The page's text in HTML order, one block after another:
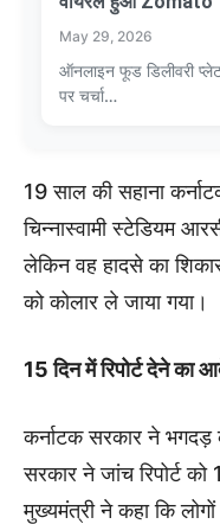
May 29, 2026
ऑनलाइन फूड डिलीवरी
पर चर्चा…
19 साल की सहाना
चिन्नास्वामी स्टेडियम
लेकिन वह हादसे का
को कोलार ले जाया गया।
15 दिन में रिपोर्ट देने का
कर्नाटक सरकार ने भगदड़
सरकार ने जांच रिपोर्ट
मुख्यमंत्री ने कहा कि